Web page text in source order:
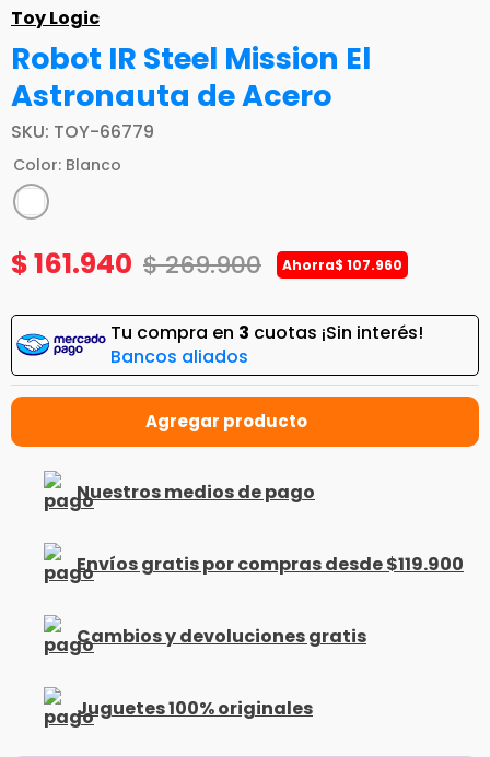
Toy Logic
Robot IR Steel Mission El
Astronauta de Acero
SKU: TOY-66779
Color: Blanco
$161.940 $269.900 Ahorra$ 107.960
Tu compra en 3 cuotas ¡Sin interés!
Bancos aliados
Nuestros medios de pago
Envíos gratis por compras desde $119.900
Cambios y devoluciones gratis
Juguetes 100% originales